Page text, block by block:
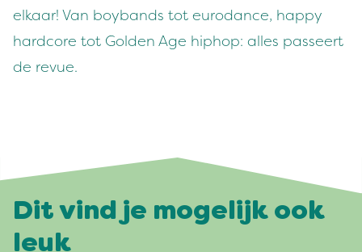
elkaar! Van boybands tot eurodance, happy
hardcore tot Golden Age hiphop: alles passeert
de revue.
Dit vind je mogelijk ook
leuk